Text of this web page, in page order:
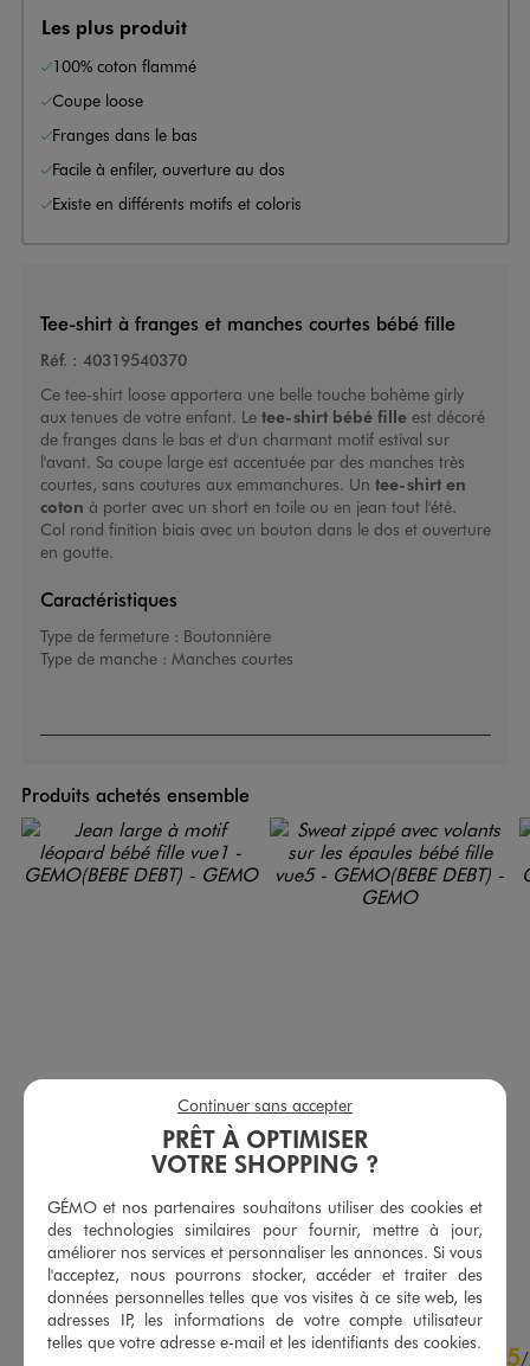
Les plus produit
100% coton flammé
Coupe loose
Franges dans le bas
Facile à enfiler, ouverture au dos
Existe en différents motifs et coloris
Tee-shirt à franges et manches courtes bébé fille
Réf. : 40319540370
Ce tee-shirt loose apportera une belle touche bohème girly
aux tenues de votre enfant. Le tee-shirt bébé filleest décoré
de franges dans le bas et d'un charmant motif estival sur
l'avant. Sa coupe large est accentuée par des manches très
courtes, sans coutures aux emmanchures. Un tee-shirt en
coton à porter avec un short en toile ou en jean tout l'été.
Col rond finition biais avec un bouton dans le dos et ouverture
en goutte.
Caractéristiques
Type de fermeture : Boutonnière
Type de manche : Manches courtes
Produits achetés ensemble
Jean large à motif léopard bébé fille
9,99 €
AJOUTERAU PANIER
Sweat zippé avec volants sur les épaules bébé fille
9,99 €
5/5 de moyenne
(106 avis)
AJOUTERAU PANIER
4.8/5 5/
PRÊT À OPTIMISER
VOTRE SHOPPING ?
GÉMO et nos partenaires souhaitons utiliser des cookies et
des technologies similaires pour fournir, mettre à jour,
améliorer nos services et personnaliser les annonces. Si vous
l'acceptez, nous pourrons stocker, accéder et traiter des
données personnelles telles que vos visites à ce site web, les
adresses IP, les informations de votre compte utilisateur
telles que votre adresse e-mail et les identifiants des cookies.
Continuer sans accepter